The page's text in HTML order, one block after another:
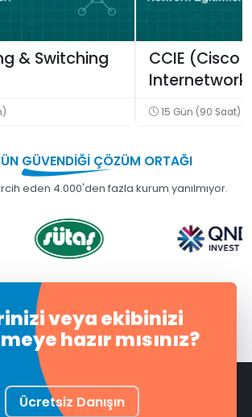
& Switching
CCIE (Cisco
Internetwork
Security
15 Gün (90 Saat)
GÜVENDİĞİÇÖZÜM ORTAĞI
eden 4.000'den fazla kurum yanılmıyor.
veya ekibinizi
hazır mısınız?
Ücretsiz Danışın